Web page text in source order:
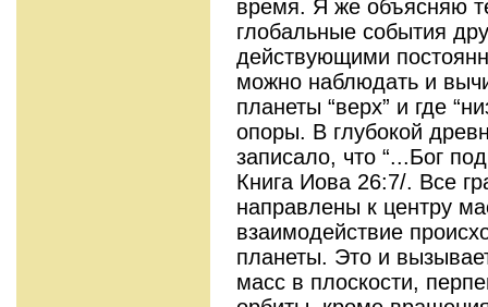
время. Я же объясняю
глобальные события
действующими
можно наблюдать и
планеты “верх” и где
опоры. В глубокой
записало, что “...Бог
Книга Иова 26:7/. Все
направлены к центру
взаимодействие
планеты. Это и
масс в плоскости,